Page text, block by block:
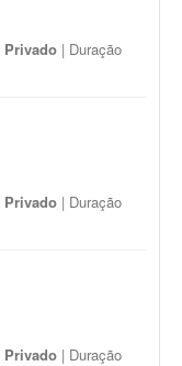
Privado | Duração
Privado | Duração
Privado | Duração